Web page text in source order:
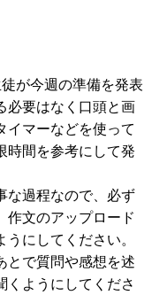
が今週の準備を発表
必要はなく口頭と画
イマーなどを使って
時間を参考にして発
な過程なので、必ず
作文のアップロード
にしてください。
で質問や感想を述
ようにしてくださ